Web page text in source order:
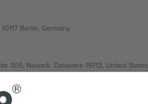
Berlin, Germany
305, Newark, Delaware 19713, United States